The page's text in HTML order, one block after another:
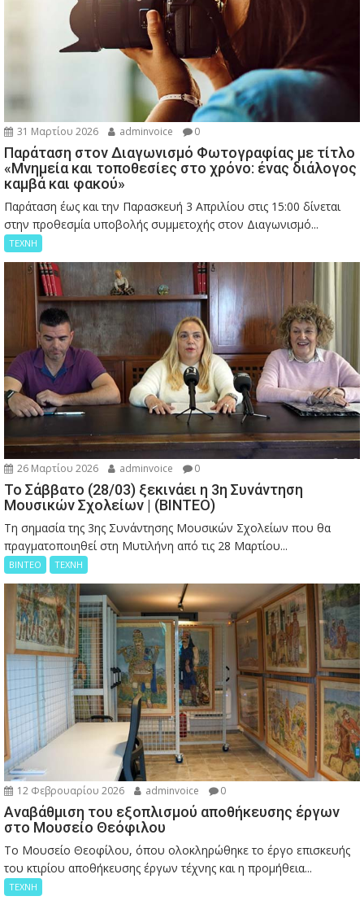
31 Μαρτίου 2026 adminvoice 0
Παράταση στον Διαγωνισμό Φωτογραφίας με τίτλο
«Μνημεία και τοποθεσίες στο χρόνο: ένας διάλογος
καμβά και φακού»
Παράταση έως και την Παρασκευή 3 Απριλίου στις 15:00 δίνεται
στην προθεσμία υποβολής συμμετοχής στον Διαγωνισμό...
ΤΕΧΝΗ
26 Μαρτίου 2026 adminvoice 0
Το Σάββατο (28/03) ξεκινάει η 3η Συνάντηση
Μουσικών Σχολείων | (ΒΙΝΤΕΟ)
Τη σημασία της 3ης Συνάντησης Μουσικών Σχολείων που θα
πραγματοποιηθεί στη Μυτιλήνη από τις 28 Μαρτίου...
ΒΙΝΤΕΟ ΤΕΧΝΗ
12 Φεβρουαρίου 2026 adminvoice 0
Αναβάθμιση του εξοπλισμού αποθήκευσης έργων
στο Μουσείο Θεόφιλου
Το Μουσείο Θεοφίλου, όπου ολοκληρώθηκε το έργο επισκευής
του κτιρίου αποθήκευσης έργων τέχνης και η προμήθεια...
ΤΕΧΝΗ